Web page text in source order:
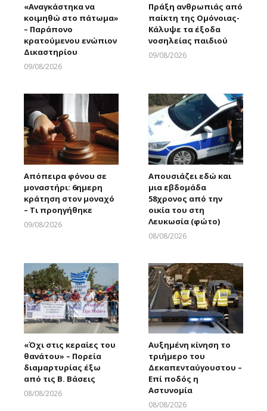
«Αναγκάστηκα να
κοιμηθώ στο πάτωμα»
– Παράπονο
κρατούμενου ενώπιον
Δικαστηρίου
09/08/2026
Πράξη ανθρωπιάς από
παίκτη της Ομόνοιας-
Κάλυψε τα έξοδα
νοσηλείας παιδιού
09/08/2026
Απόπειρα φόνου σε
μοναστήρι: 6ημερη
κράτηση στον μοναχό
– Τι προηγήθηκε
09/08/2026
Απουσιάζει εδώ και
μια εβδομάδα
58χρονος από την
οικία του στη
Λευκωσία (φώτο)
08/08/2026
«Όχι στις κεραίες του
θανάτου» – Πορεία
διαμαρτυρίας έξω
από τις Β. Βάσεις
08/08/2026
Αυξημένη κίνηση το
τριήμερο του
Δεκαπενταύγουστου –
Επί ποδός η
Αστυνομία
08/08/2026